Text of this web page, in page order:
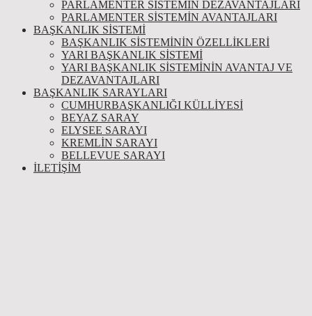
PARLAMENTER SİSTEMİN DEZAVANTAJLARI
PARLAMENTER SİSTEMİN AVANTAJLARI
BAŞKANLIK SİSTEMİ
BAŞKANLIK SISTEMININ ÖZELLIKLERI
YARI BAŞKANLIK SISTEMI
YARI BAŞKANLIK SISTEMININ AVANTAJ VE
DEZAVANTAJLARI
BAŞKANLIK SARAYLARI
CUMHURBAŞKANLIĞI KÜLLİYESİ
BEYAZ SARAY
ELYSEE SARAYI
KREMLIN SARAYI
BELLEVUE SARAYI
İLETIŞIM